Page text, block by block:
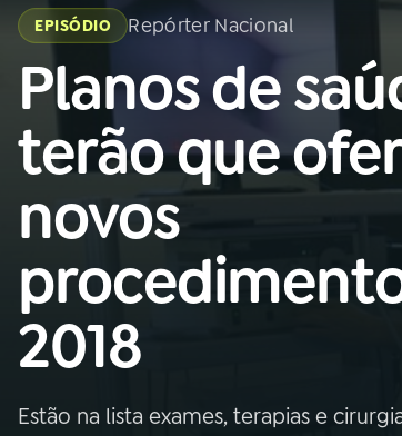
Buscar
na
Rádio
Nacional
01 INÍCIO
02A RÁDIO
03 PROGRAMAÇÃO
04PROGRAMAS
Rádio
EPISÓDIO Repórter Nacional
Planos de
terão que
novos
2018
Estão na lista exames, terapias e